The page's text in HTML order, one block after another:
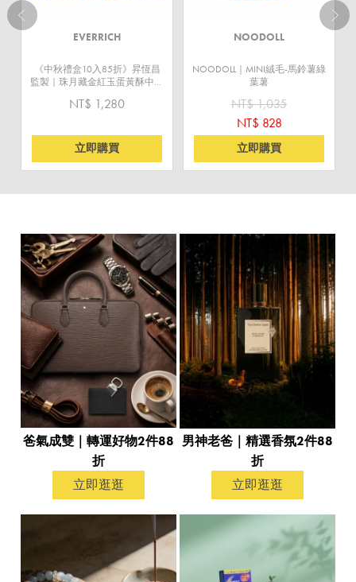
EVERRICH
《中秋禮盒10入85折》昇恆昌
監製｜珠月藏金紅玉蛋黃酥中秋
NT$ 1,280
立即購買
NOODOLL
NOODOLL｜MINI絨毛-馬鈴薯綠
葉薯
NT$ 1,035
NT$ 828
立即購買
爸氣成雙｜轉運好物2件88
折
立即逛逛
男神老爸｜精選香氛2件88
折
立即逛逛